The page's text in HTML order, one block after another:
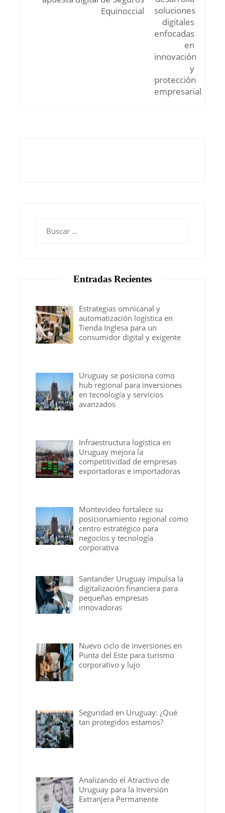
Equinoccial
Entradas Recientes
Estrategias omnicanal y
automatización logística en
Tienda Inglesa para un
consumidor digital y exigente
Uruguay se posiciona como
hub regional para inversiones
en tecnología y servicios
avanzados
Infraestructura logística en
Uruguay mejora la
competitividad de empresas
exportadoras e importadoras
Montevideo fortalece su
posicionamiento regional como
centro estratégico para
negocios y tecnología
corporativa
Santander Uruguay impulsa la
digitalización financiera para
pequeñas empresas
innovadoras
Nuevo ciclo de inversiones en
Punta del Este para turismo
corporativo y lujo
Seguridad en Uruguay: ¿Qué
tan protegidos estamos?
Analizando el Atractivo de
Uruguay para la Inversión
Extranjera Permanente